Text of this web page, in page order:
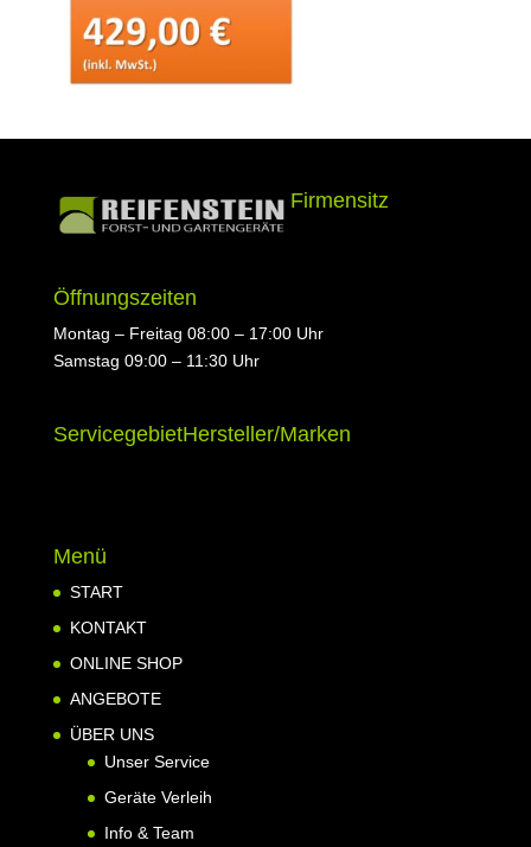
Firmensitz
Öffnungszeiten
Montag – Freitag 08:00 – 17:00 Uhr
Samstag 09:00 – 11:30 Uhr
ServicegebietHersteller/Marken
Menü
START
KONTAKT
ONLINE SHOP
ANGEBOTE
ÜBER UNS
Unser Service
Geräte Verleih
Info & Team